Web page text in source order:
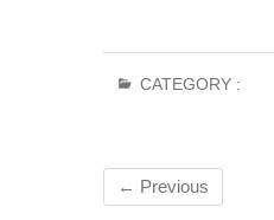
CATEGORY :
← Previous